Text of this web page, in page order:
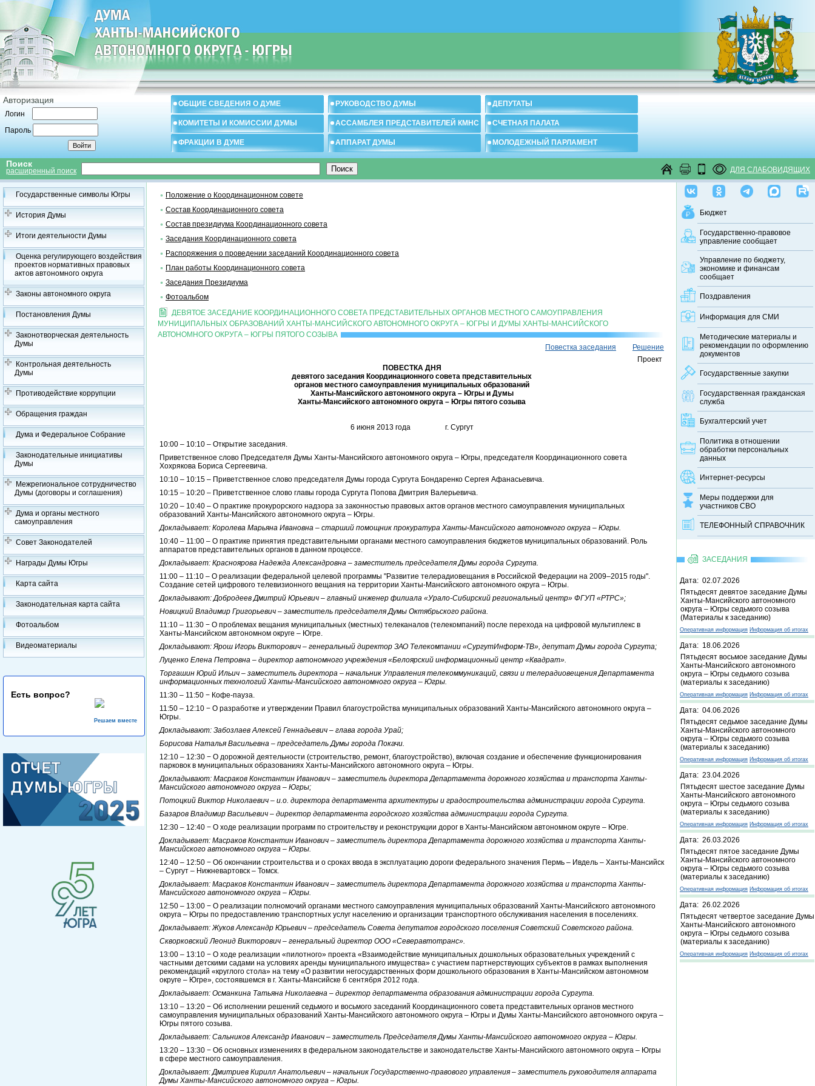
Авторизация
Логин
Пароль
ОБЩИЕ СВЕДЕНИЯ О ДУМЕ РУКОВОДСТВО ДУМЫ ДЕПУТАТЫ
КОМИТЕТЫ И КОМИССИИ ДУМЫ АССАМБЛЕЯ ПРЕДСТАВИТЕЛЕЙ КМНС СЧЕТНАЯ ПАЛАТА
ФРАКЦИИ В ДУМЕ АППАРАТ ДУМЫ МОЛОДЕЖНЫЙ ПАРЛАМЕНТ
Поиск
расширенный поиск ДЛЯ СЛАБОВИДЯЩИХ
Государственные символы Югры
История Думы
Итоги деятельности Думы
Оценка регулирующего воздействия
проектов нормативных правовых
актов автономного округа
Законы автономного округа
Постановления Думы
Законотворческая деятельность
Думы
Контрольная деятельность
Думы
Противодействие коррупции
Обращения граждан
Дума и Федеральное Собрание
Законодательные инициативы
Думы
Межрегиональное сотрудничество
Думы (договоры и соглашения)
Дума и органы местного
самоуправления
Совет Законодателей
Награды Думы Югры
Карта сайта
Законодательная карта сайта
Фотоальбом
Видеоматериалы
Есть вопрос?
Решаем вместе
Бюджет
Государственно-правовое
управление сообщает
Управление по бюджету,
экономике и финансам
сообщает
Поздравления
Информация для СМИ
Методические материалы и
рекомендации по оформлению
документов
Государственные закупки
Государственная гражданская
служба
Бухгалтерский учет
Политика в отношении
обработки персональных
данных
Интернет-ресурсы
Меры поддержки для
участников СВО
ТЕЛЕФОННЫЙ CПРАВОЧНИК
ЗАСЕДАНИЯ
Дата: 02.07.2026
Пятьдесят девятое заседание Думы
Ханты-Мансийского автономного
округа – Югры седьмого созыва
(Материалы к заседанию)
Оперативная информация Информация об итогах
Дата: 18.06.2026
Пятьдесят восьмое заседание Думы
Ханты-Мансийского автономного
округа – Югры седьмого созыва
(материалы к заседанию)
Оперативная информация Информация об итогах
Дата: 04.06.2026
Пятьдесят седьмое заседание Думы
Ханты-Мансийского автономного
округа – Югры седьмого созыва
(материалы к заседанию)
Оперативная информация Информация об итогах
Дата: 23.04.2026
Пятьдесят шестое заседание Думы
Ханты-Мансийского автономного
округа – Югры седьмого созыва
(материалы к заседанию)
Оперативная информация Информация об итогах
Дата: 26.03.2026
Пятьдесят пятое заседание Думы
Ханты-Мансийского автономного
округа – Югры седьмого созыва
(материалы к заседанию)
Оперативная информация Информация об итогах
Дата: 26.02.2026
Пятьдесят четвертое заседание Думы
Ханты-Мансийского автономного
округа – Югры седьмого созыва
(материалы к заседанию)
Оперативная информация Информация об итогах
Положение о Координационном совете
Состав Координационного совета
Состав президиума Координационного совета
Заседания Координационного cовета
Распоряжения о проведении заседаний Координационного совета
План работы Координационного совета
Заседания Президиума
Фотоальбом
ДЕВЯТОЕ ЗАСЕДАНИЕ КООРДИНАЦИОННОГО СОВЕТА ПРЕДСТАВИТЕЛЬНЫХ ОРГАНОВ МЕСТНОГО САМОУПРАВЛЕНИЯ
МУНИЦИПАЛЬНЫХ ОБРАЗОВАНИЙ ХАНТЫ-МАНСИЙСКОГО АВТОНОМНОГО ОКРУГА – ЮГРЫ И ДУМЫ ХАНТЫ-МАНСИЙСКОГО
АВТОНОМНОГО ОКРУГА – ЮГРЫ ПЯТОГО СОЗЫВА
Решение
Повестка заседания
Проект
ПОВЕСТКА ДНЯ
девятого заседания Координационного совета представительных
органов местного самоуправления муниципальных образований
Ханты-Мансийского автономного округа – Югры и Думы
Ханты-Мансийского автономного округа – Югры пятого созыва
6 июня 2013 года г. Сургут
10:00 – 10:10 – Открытие заседания.
Приветственное слово Председателя Думы Ханты-Мансийского автономного округа – Югры, председателя Координационного совета
Хохрякова Бориса Сергеевича.
10:10 – 10:15 – Приветственное слово председателя Думы города Сургута Бондаренко Сергея Афанасьевича.
10:15 – 10:20 – Приветственное слово главы города Сургута Попова Дмитрия Валерьевича.
10:20 – 10:40 – О практике прокурорского надзора за законностью правовых актов органов местного самоуправления муниципальных
образований Ханты-Мансийского автономного округа – Югры.
Докладывает: Королева Марьяна Ивановна – старший помощник прокуратура Ханты-Мансийского автономного округа – Югры.
10:40 – 11:00 – О практике принятия представительными органами местного самоуправления бюджетов муниципальных образований. Роль
аппаратов представительных органов в данном процессе.
Докладывает: Красноярова Надежда Александровна – заместитель председателя Думы города Сургута.
11:00 – 11:10 – О реализации федеральной целевой программы "Развитие телерадиовещания в Российской Федерации на 2009–2015 годы".
Создание сетей цифрового телевизионного вещания на территории Ханты-Мансийского автономного округа – Югры.
Докладывают: Добродеев Дмитрий Юрьевич – главный инженер филиала «Урало-Сибирский региональный центр» ФГУП «РТРС»;
Новицкий Владимир Григорьевич – заместитель председателя Думы Октябрьского района.
11:10 – 11:30 − О проблемах вещания муниципальных (местных) телеканалов (телекомпаний) после перехода на цифровой мультиплекс в
Ханты-Мансийском автономном округе – Югре.
Докладывают: Ярош Игорь Викторович – генеральный директор ЗАО Телекомпании «СургутИнформ-ТВ», депутат Думы города Сургута;
Луценко Елена Петровна – директор автономного учреждения «Белоярский информационный центр «Квадрат».
Торгашин Юрий Ильич – заместитель директора – начальник Управления телекоммуникаций, связи и телерадиовещения Департамента
информационных технологий Ханты-Мансийского автономного округа – Югры.
11:30 – 11:50 − Кофе-пауза.
11:50 – 12:10 − О разработке и утверждении Правил благоустройства муниципальных образований Ханты-Мансийского автономного округа –
Югры.
Докладывают: Забозлаев Алексей Геннадьевич – глава города Урай;
Борисова Наталья Васильевна – председатель Думы города Покачи.
12:10 – 12:30 − О дорожной деятельности (строительство, ремонт, благоустройство), включая создание и обеспечение функционирования
парковок в муниципальных образованиях Ханты-Мансийского автономного округа – Югры.
Докладывают: Масраков Константин Иванович – заместитель директора Департамента дорожного хозяйства и транспорта Ханты-
Мансийского автономного округа – Югры;
Потоцкий Виктор Николаевич – и.о. директора департамента архитектуры и градостроительства администрации города Сургута.
Базаров Владимир Васильевич – директор департамента городского хозяйства администрации города Сургута.
12:30 – 12:40 − О ходе реализации программ по строительству и реконструкции дорог в Ханты-Мансийском автономном округе – Югре.
Докладывает: Масраков Константин Иванович – заместитель директора Департамента дорожного хозяйства и транспорта Ханты-
Мансийского автономного округа – Югры.
12:40 – 12:50 − Об окончании строительства и о сроках ввода в эксплуатацию дороги федерального значения Пермь – Ивдель – Ханты-Мансийск
– Сургут – Нижневартовск – Томск.
Докладывает: Масраков Константин Иванович – заместитель директора Департамента дорожного хозяйства и транспорта Ханты-
Мансийского автономного округа – Югры.
12:50 – 13:00 − О реализации полномочий органами местного самоуправления муниципальных образований Ханты-Мансийского автономного
округа – Югры по предоставлению транспортных услуг населению и организации транспортного обслуживания населения в поселениях.
Докладывает: Жуков Александр Юрьевич – председатель Совета депутатов городского поселения Советский Советского района.
Скворковский Леонид Викторович – генеральный директор ООО «Северавтотранс».
13:00 – 13:10 − О ходе реализации «пилотного» проекта «Взаимодействие муниципальных дошкольных образовательных учреждений с
частными детскими садами на условиях аренды муниципального имущества» с участием партнерствующих субъектов в рамках выполнения
рекомендаций «круглого стола» на тему «О развитии негосударственных форм дошкольного образования в Ханты-Мансийском автономном
округе – Югре», состоявшемся в г. Ханты-Мансийске 6 сентября 2012 года.
Докладывает: Османкина Татьяна Николаевна – директор департамента образования администрации города Сургута.
13:10 – 13:20 − Об исполнении решений седьмого и восьмого заседаний Координационного совета представительных органов местного
самоуправления муниципальных образований Ханты-Мансийского автономного округа – Югры и Думы Ханты-Мансийского автономного округа –
Югры пятого созыва.
Докладывает: Сальников Александр Иванович – заместитель Председателя Думы Ханты-Мансийского автономного округа – Югры.
13:20 – 13:30 − Об основных изменениях в федеральном законодательстве и законодательстве Ханты-Мансийского автономного округа – Югры
в сфере местного самоуправления.
Докладывает: Дмитриев Кирилл Анатольевич – начальник Государственно-правового управления – заместитель руководителя аппарата
Думы Ханты-Мансийского автономного округа – Югры.